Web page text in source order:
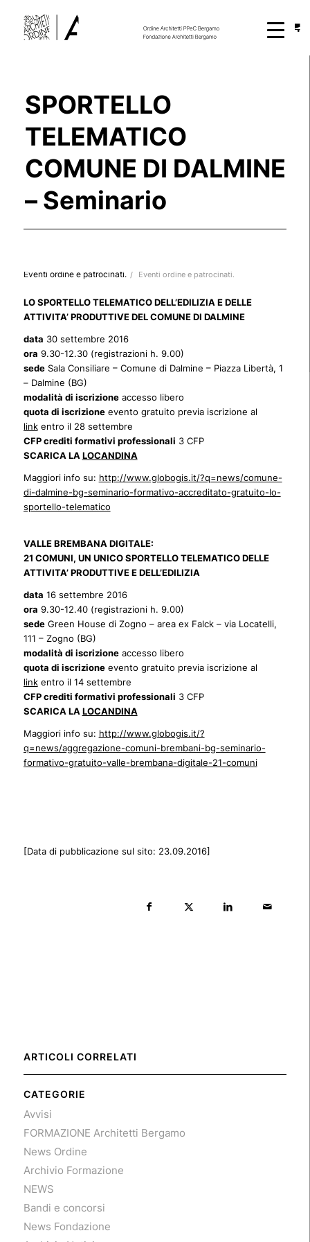
SPORTELLO
TELEMATICO
COMUNE DI DALMINE
– Seminario
Eventi ordine e patrocinati. / Eventi ordine e patrocinati.
LO SPORTELLO TELEMATICO DELL’EDILIZIA E DELLE
ATTIVITA’ PRODUTTIVE DEL COMUNE DI DALMINE
data 30 settembre 2016
ora 9.30-12.30 (registrazioni h. 9.00)
sedeSala Consiliare – Comune di Dalmine – Piazza Libertà, 1
– Dalmine (BG)
modalità di iscrizioneaccesso libero
quota di iscrizioneevento gratuito previa iscrizione al
linkentro il 28 settembre
CFP crediti formativi professionali 3 CFP
SCARICA LA LOCANDINA
Maggiori info su: http://www.globogis.it/?q=news/comune-
di-dalmine-bg-seminario-formativo-accreditato-gratuito-lo-
sportello-telematico
VALLE BREMBANA DIGITALE:
21 COMUNI, UN UNICO SPORTELLO TELEMATICO DELLE
ATTIVITA’ PRODUTTIVE E DELL’EDILIZIA
data 16 settembre 2016
ora 9.30-12.40 (registrazioni h. 9.00)
sedeGreen House di Zogno – area ex Falck – via Locatelli,
111 – Zogno (BG)
modalità di iscrizioneaccesso libero
quota di iscrizioneevento gratuito previa iscrizione al
linkentro il 14 settembre
CFP crediti formativi professionali 3 CFP
SCARICA LALOCANDINA
Maggiori info su: http://www.globogis.it/?
q=news/aggregazione-comuni-brembani-bg-seminario-
formativo-gratuito-valle-brembana-digitale-21-comuni
[Data di pubblicazione sul sito: 23.09.2016]
ARTICOLI CORRELATI
CATEGORIE
Avvisi
FORMAZIONE Architetti Bergamo
News Ordine
Archivio Formazione
NEWS
Bandi e concorsi
News Fondazione